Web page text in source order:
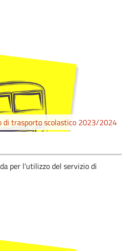
di trasporto scolastico 2023/2024
per l'utilizzo del servizio di